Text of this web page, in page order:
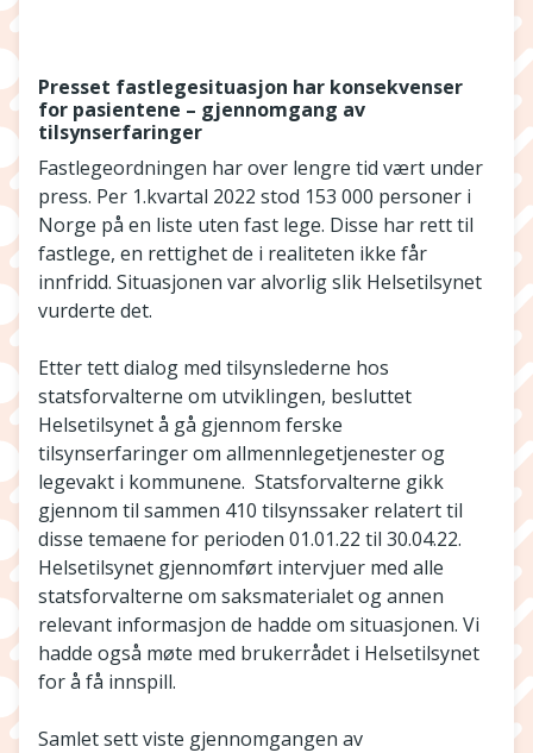
Presset fastlegesituasjon har konsekvenser
for pasientene – gjennomgang av
tilsynserfaringer
Fastlegeordningen har over lengre tid vært under
press. Per 1.kvartal 2022 stod 153 000 personer i
Norge på en liste uten fast lege. Disse har rett til
fastlege, en rettighet de i realiteten ikke får
innfridd. Situasjonen var alvorlig slik Helsetilsynet
vurderte det.
Etter tett dialog med tilsynslederne hos
statsforvalterne om utviklingen, besluttet
Helsetilsynet å gå gjennom ferske
tilsynserfaringer om allmennlegetjenester og
legevakt i kommunene. Statsforvalterne gikk
gjennom til sammen 410 tilsynssaker relatert til
disse temaene for perioden 01.01.22 til 30.04.22.
Helsetilsynet gjennomført intervjuer med alle
statsforvalterne om saksmaterialet og annen
relevant informasjon de hadde om situasjonen. Vi
hadde også møte med brukerrådet i Helsetilsynet
for å få innspill.
Samlet sett viste gjennomgangen av